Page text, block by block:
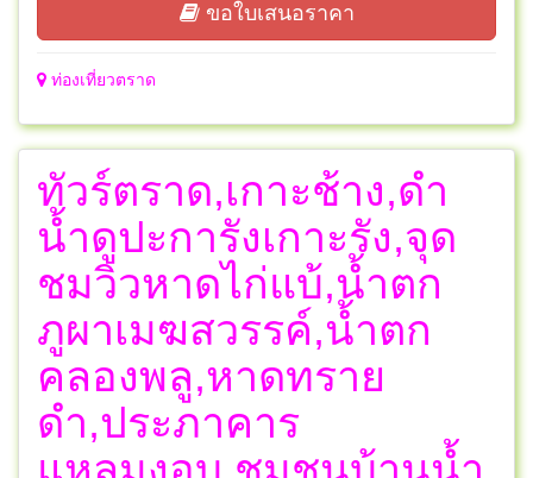
ขอใบเสนอราคา
ท่องเที่ยวตราด
ทัวร์ตราด,เกาะช้าง,ดำ
น้ำดูปะการังเกาะรัง,จุด
ชมวิวหาดไก่แบ้,น้ำตก
ภูผาเมฆสวรรค์,น้ำตก
คลองพลู,หาดทราย
ดำ,ประภาคาร